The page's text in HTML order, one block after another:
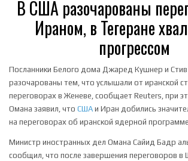
В США разочарованы
Ираном, в Тегеране
прогрессом
Посланники Белого дома Джаред Кушнер и
разочарованы тем, что услышали от иранской
переговорах в Женеве, сообщает Reuters, при
Омана заявил, что США и Иран добились
на переговорах об иранской ядерной
Министр иностранных дел Омана Сайид Бадр
сообщил, что после завершения переговоров в